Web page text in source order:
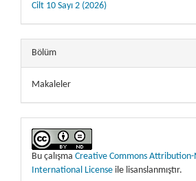
Cilt 10 Sayı 2 (2026)
Bölüm
Makaleler
Bu çalışma Creative Commons
International License ile lisanslanmıştır.